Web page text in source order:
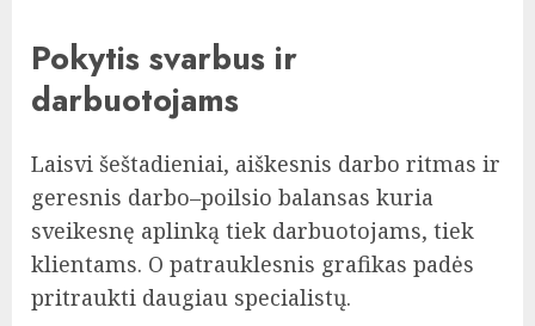
Pokytis svarbus ir
darbuotojams
Laisvi šeštadieniai, aiškesnis darbo ritmas ir
geresnis darbo–poilsio balansas kuria
sveikesnę aplinką tiek darbuotojams, tiek
klientams. O patrauklesnis grafikas padės
pritraukti daugiau specialistų.